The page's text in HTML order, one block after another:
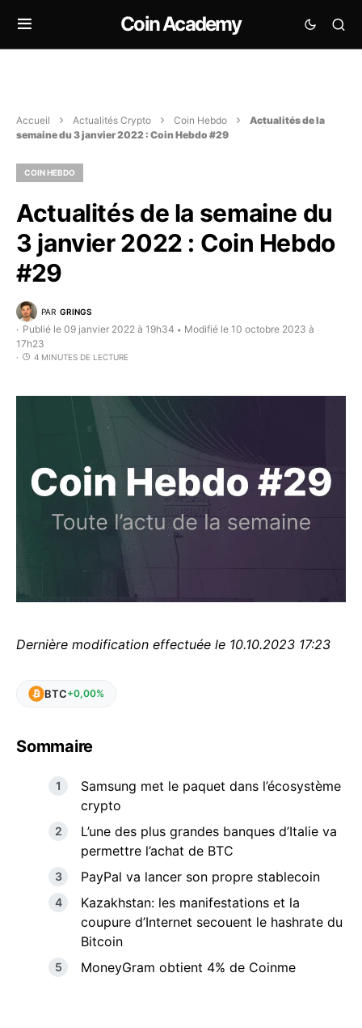
Coin Academy
Accueil Actualités Crypto Coin Hebdo
Actualités de la
semaine du 3 janvier 2022 : Coin Hebdo #29
COIN HEBDO
Actualités de la semaine du
3 janvier 2022 : Coin Hebdo
#29
PAR GRINGS
Publié le 09 janvier 2022 à 19h34 • Modifié le 10 octobre 2023 à
17h23
4 MINUTES DE LECTURE
Dernière modification effectuée le 10.10.2023 17:23
BTC+0,00%
Sommaire
Samsung met le paquet dans l’écosystème
crypto
L’une des plus grandes banques d’Italie va
permettre l’achat de BTC
PayPal va lancer son propre stablecoin
Kazakhstan: les manifestations et la
coupure d’Internet secouent le hashrate du
Bitcoin
MoneyGram obtient 4% de Coinme